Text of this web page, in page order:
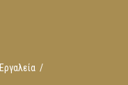
Εργαλεία